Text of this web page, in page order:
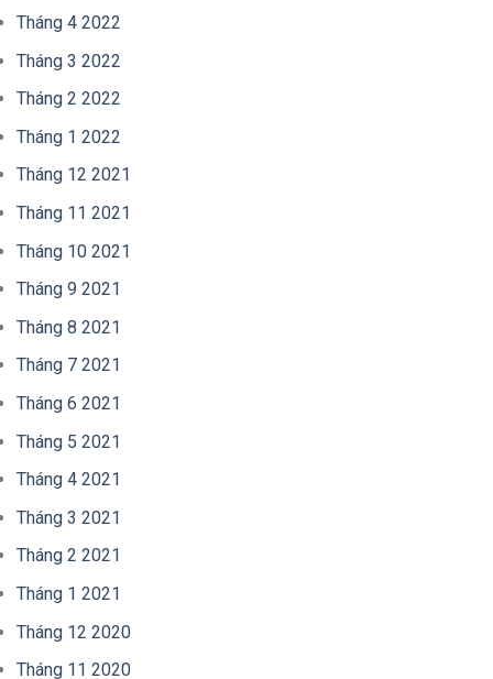
Tháng 4 2022
Tháng 3 2022
Tháng 2 2022
Tháng 1 2022
Tháng 12 2021
Tháng 11 2021
Tháng 10 2021
Tháng 9 2021
Tháng 8 2021
Tháng 7 2021
Tháng 6 2021
Tháng 5 2021
Tháng 4 2021
Tháng 3 2021
Tháng 2 2021
Tháng 1 2021
Tháng 12 2020
Tháng 11 2020